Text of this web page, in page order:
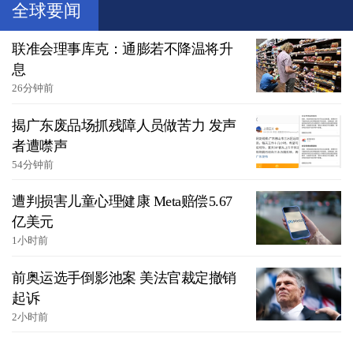
全球要闻
联准会理事库克：通膨若不降温将升
息
26分钟前
揭广东废品场抓残障人员做苦力 发声
者遭噤声
54分钟前
遭判损害儿童心理健康 Meta赔偿5.67
亿美元
1小时前
前奥运选手倒影池案 美法官裁定撤销
起诉
2小时前